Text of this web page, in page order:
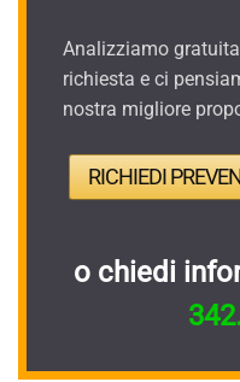
Analizziamo
richiesta e ci
nostra migliore
RICHIEDI
o chiedi